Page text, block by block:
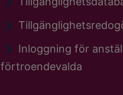
Inloggning för
förtroendevalda